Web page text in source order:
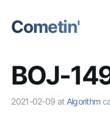
Cometin'
BOJ-
2021-02-09 at Algorithm